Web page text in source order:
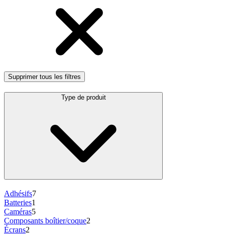
Supprimer tous les filtres
Type de produit
Adhésifs7
Batteries1
Caméras5
Composants boîtier/coque2
Écrans2